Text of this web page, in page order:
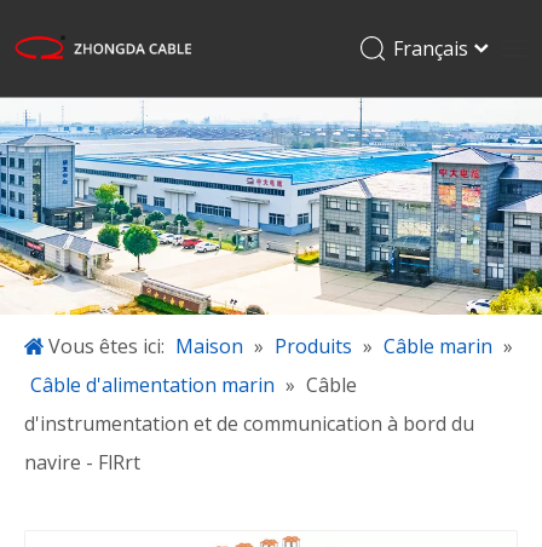
Maison
Produits
Applications
À propos de nous
Projets
Blogue
Télécharger
Contactez-nous
Français
Pусский
Español
日本語
한국어
Vous êtes ici: Maison » Produits » Câble marin »
Câble d'alimentation marin » Câble
d'instrumentation et de communication à bord du
navire - FlRrt